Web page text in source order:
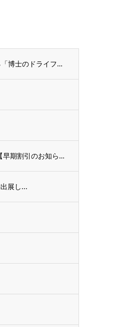
イスラム教徒のハーラル、ユダヤ教徒のコーシャの認定を取得している「博士のドライフルーツ...
「スウェデンティスト認定講習会2025」東大伊藤ホールにて開催決定【早期割引のお知らせ...
展し...